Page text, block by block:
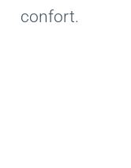
confort.